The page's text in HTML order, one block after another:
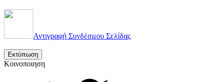
Αντιγραφή Συνδέσμου Σελίδας
Εκτύπωση
Κοινοποιηση